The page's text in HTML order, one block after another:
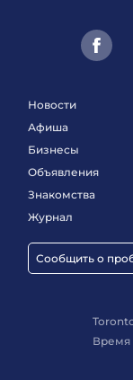
Новости
Афиша
Бизнесы
Объявления
Знакомства
Журнал
Сообщить о
Время